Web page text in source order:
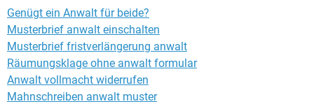
Genügt ein Anwalt für beide?
Musterbrief anwalt einschalten
Musterbrief fristverlängerung anwalt
Räumungsklage ohne anwalt formular
Anwalt vollmacht widerrufen
Mahnschreiben anwalt muster